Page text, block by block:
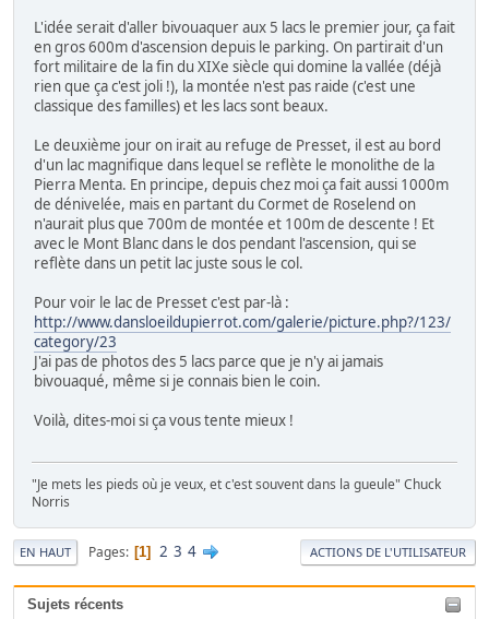
L'idée serait d'aller bivouaquer aux 5 lacs le premier jour, ça fait
en gros 600m d'ascension depuis le parking. On partirait d'un
fort militaire de la fin du XIXe siècle qui domine la vallée (déjà
rien que ça c'est joli !), la montée n'est pas raide (c'est une
classique des familles) et les lacs sont beaux.
Le deuxième jour on irait au refuge de Presset, il est au bord
d'un lac magnifique dans lequel se reflète le monolithe de la
Pierra Menta. En principe, depuis chez moi ça fait aussi 1000m
de dénivelée, mais en partant du Cormet de Roselend on
n'aurait plus que 700m de montée et 100m de descente ! Et
avec le Mont Blanc dans le dos pendant l'ascension, qui se
reflète dans un petit lac juste sous le col.
Pour voir le lac de Presset c'est par-là :
http://www.dansloeildupierrot.com/galerie/picture.php?/123/
category/23
J'ai pas de photos des 5 lacs parce que je n'y ai jamais
bivouaqué, même si je connais bien le coin.
Voilà, dites-moi si ça vous tente mieux !
"Je mets les pieds où je veux, et c'est souvent dans la gueule" Chuck
Norris
EN HAUT Pages 1 2 3 4 ACTIONS DE L'UTILISATEUR
Sujets récents